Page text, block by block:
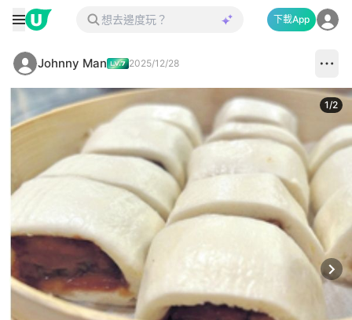
下載App
Johnny Man 2025/12/28
1/2